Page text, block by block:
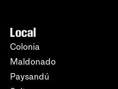
Local
Colonia
Maldonado
Paysandú